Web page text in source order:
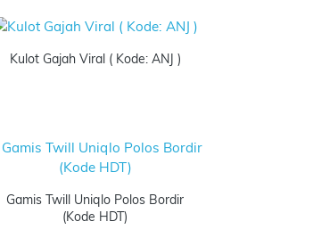
Kulot Gajah Viral ( Kode: ANJ )
Gamis Twill Uniqlo Polos Bordir
(Kode HDT)